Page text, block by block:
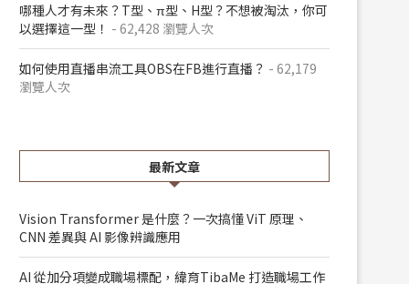
哪種人才有未來？T型、π型、H型？不想被淘汰，你可
以選擇這一型！ - 62,428 瀏覽人次
如何使用直播串流工具OBS在FB進行直播？ - 62,179
瀏覽人次
最新文章
Vision Transformer 是什麼？一次搞懂 ViT 原理、
CNN 差異與 AI 影像辨識應用
AI 從加分項變成職場標配，緯育TibaMe 打造職場工作